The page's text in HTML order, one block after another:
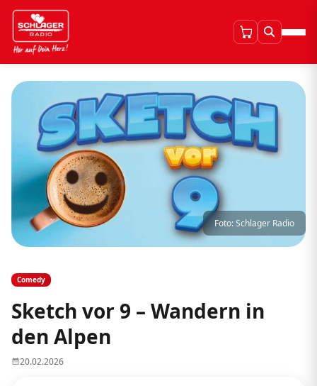
Foto: Schlager Radio
Comedy
Sketch vor 9 – Wandern in
den Alpen
20.02.2026